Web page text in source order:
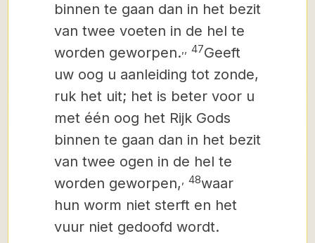
binnen te gaan dan in het bezit
van twee voeten in de hel te
worden geworpen.
47Geeft
uw oog u aanleiding tot zonde,
ruk het uit; het is beter voor u
met één oog het Rijk Gods
binnen te gaan dan in het bezit
van twee ogen in de hel te
worden geworpen,
48waar
hun worm niet sterft en het
vuur niet gedoofd wordt.